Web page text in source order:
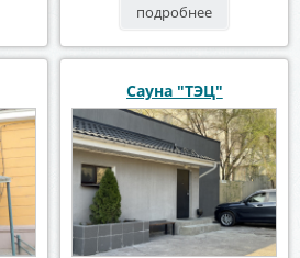
подробнее
Сауна "ТЭЦ"